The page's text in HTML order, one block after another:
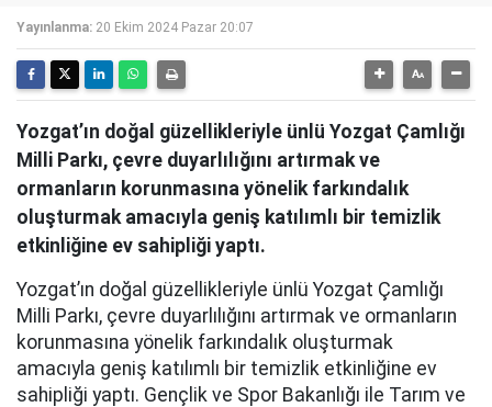
Yayınlanma: 20 Ekim 2024 Pazar 20:07
Yozgat’ın doğal güzellikleriyle ünlü Yozgat Çamlığı
Milli Parkı, çevre duyarlılığını artırmak ve
ormanların korunmasına yönelik farkındalık
oluşturmak amacıyla geniş katılımlı bir temizlik
etkinliğine ev sahipliği yaptı.
Yozgat’ın doğal güzellikleriyle ünlü Yozgat Çamlığı
Milli Parkı, çevre duyarlılığını artırmak ve ormanların
korunmasına yönelik farkındalık oluşturmak
amacıyla geniş katılımlı bir temizlik etkinliğine ev
sahipliği yaptı. Gençlik ve Spor Bakanlığı ile Tarım ve